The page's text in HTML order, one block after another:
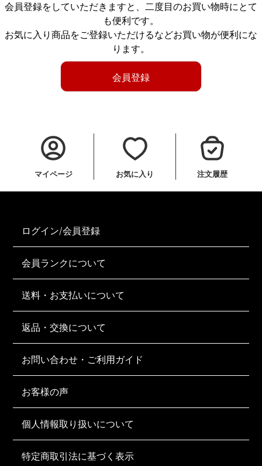
会員登録をしていただきますと、二度目のお買い物時にとて
も便利です。
お気に入り商品をご登録いただけるなどお買い物が便利にな
ります。
会員登録
マイページ お気に入り 注文履歴
ログイン/会員登録
会員ランクについて
送料・お支払いについて
返品・交換について
お問い合わせ・ご利用ガイド
お客様の声
個人情報取り扱いについて
特定商取引法に基づく表示